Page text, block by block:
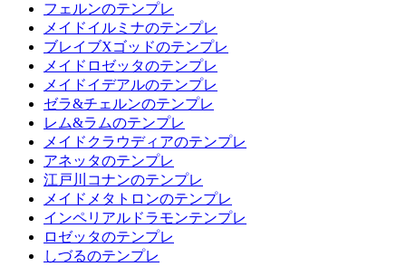
フェルンのテンプレ
メイドイルミナのテンプレ
ブレイブXゴッドのテンプレ
メイドロゼッタのテンプレ
メイドイデアルのテンプレ
ゼラ&チェルンのテンプレ
レム&ラムのテンプレ
メイドクラウディアのテンプレ
アネッタのテンプレ
江戸川コナンのテンプレ
メイドメタトロンのテンプレ
インペリアルドラモンテンプレ
ロゼッタのテンプレ
しづるのテンプレ